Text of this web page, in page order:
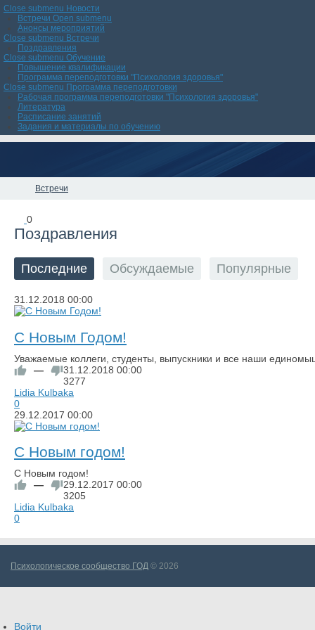
Close submenu Новости
Встречи Open submenu
Анонсы мероприятий
Close submenu Встречи
Поздравления
Close submenu Обучение
Повышение квалификации
Программа переподготовки "Психология здоровья"
Close submenu Программа переподготовки
Рабочая программа переподготовки "Психология здоровья"
Литература
Расписание занятий
Задания и материалы по обучению
Встречи
0
Поздравления
Последние Обсуждаемые Популярные
31.12.2018 00:00
С Новым Годом!
Уважаемые коллеги, студенты, выпускники и все наши
—
31.12.2018 00:00
3277
Lidia Kulbaka
0
29.12.2017 00:00
С Новым годом!
С Новым годом!
—
29.12.2017 00:00
3205
Lidia Kulbaka
0
Психологическое сообщество ГОД © 2026
Войти